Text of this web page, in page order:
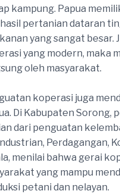
kampung. Papua
pertanian dataran
yang sangat
yang modern, maka
oleh masyarakat.
koperasi juga
Di Kabupaten Sorong,
dari penguatan
Perdagangan,
menilai bahwa gerai
yang mampu
petani dan nelayan.